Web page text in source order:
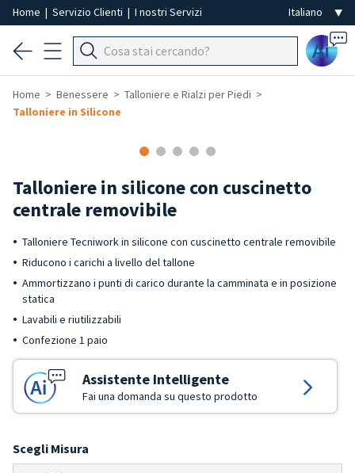
Home | Servizio Clienti | I nostri Servizi
Ai
Home Benessere
Talloniere e Rialzi per Piedi
Talloniere in Silicone
Talloniere in silicone con cuscinetto
centrale removibile
Talloniere Tecniwork in silicone con cuscinetto centrale removibile
Riducono i carichi a livello del tallone
Ammortizzano i punti di carico durante la camminata e in posizione
statica
Lavabili e riutilizzabili
Confezione 1 paio
Assistente Intelligente
Fai una domanda su questo prodotto
Scegli Misura